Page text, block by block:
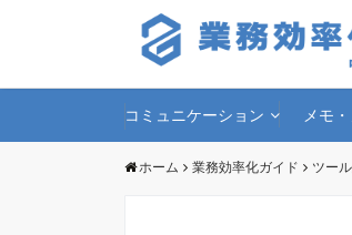
コミュニケーション メモ
ホーム 業務効率化ガイド ツー